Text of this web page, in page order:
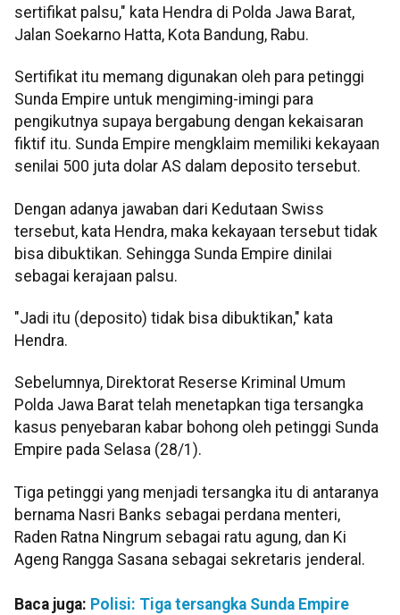
sertifikat palsu," kata Hendra di Polda Jawa Barat,
Jalan Soekarno Hatta, Kota Bandung, Rabu.
Sertifikat itu memang digunakan oleh para petinggi
Sunda Empire untuk mengiming-imingi para
pengikutnya supaya bergabung dengan kekaisaran
fiktif itu. Sunda Empire mengklaim memiliki kekayaan
senilai 500 juta dolar AS dalam deposito tersebut.
Dengan adanya jawaban dari Kedutaan Swiss
tersebut, kata Hendra, maka kekayaan tersebut tidak
bisa dibuktikan. Sehingga Sunda Empire dinilai
sebagai kerajaan palsu.
"Jadi itu (deposito) tidak bisa dibuktikan," kata
Hendra.
Sebelumnya, Direktorat Reserse Kriminal Umum
Polda Jawa Barat telah menetapkan tiga tersangka
kasus penyebaran kabar bohong oleh petinggi Sunda
Empire pada Selasa (28/1).
Tiga petinggi yang menjadi tersangka itu di antaranya
bernama Nasri Banks sebagai perdana menteri,
Raden Ratna Ningrum sebagai ratu agung, dan Ki
Ageng Rangga Sasana sebagai sekretaris jenderal.
Baca juga: Polisi: Tiga tersangka Sunda Empire